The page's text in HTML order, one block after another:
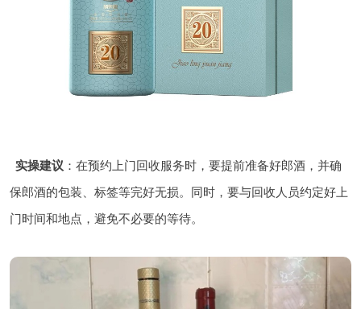
实操建议 ：在预约上门回收服务时，要提前准备好郎酒，并确
保郎酒的包装、标签等完好无损。同时，要与回收人员约定好上
门时间和地点，避免不必要的等待。